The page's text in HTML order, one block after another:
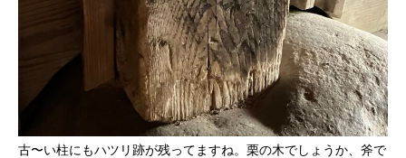
古〜い柱にもハツリ跡が残ってますね。栗の木でしょうか、斧で